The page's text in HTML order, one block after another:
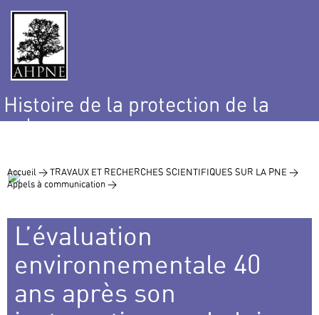
Histoire de la protection de la
nature
Accueil >TRAVAUX ET RECHERCHES SCIENTIFIQUES SUR LA PNE >
Appels à communication >
L’évaluation
environnementale 40
ans après son